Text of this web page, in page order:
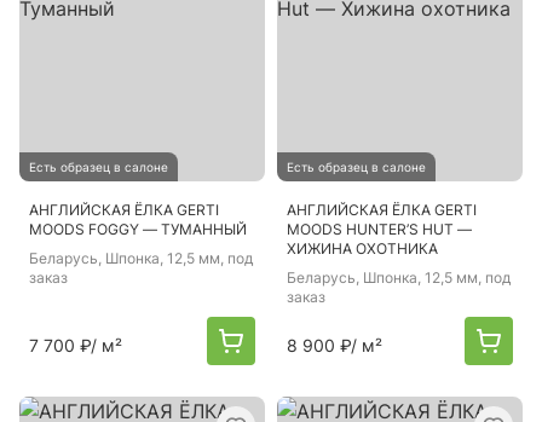
Есть образец в салоне
АНГЛИЙСКАЯ ЁЛКА GERTI
MOODS FOGGY — ТУМАННЫЙ
Беларусь, Шпонка, 12,5 мм, под
заказ
7 700 ₽/ м²
Есть образец в салоне
АНГЛИЙСКАЯ ЁЛКА GERTI
MOODS HUNTER’S HUT —
ХИЖИНА ОХОТНИКА
Беларусь, Шпонка, 12,5 мм, под
заказ
8 900 ₽/ м²